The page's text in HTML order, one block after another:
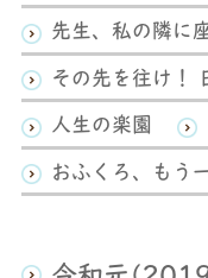
先生、私の隣に
その先を往け！
人生の楽園
おふくろ、もう